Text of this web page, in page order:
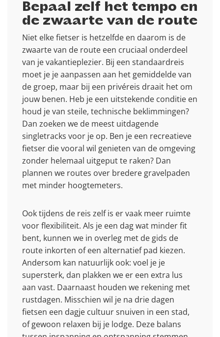
Bepaal zelf het tempo en
de zwaarte van de route
Niet elke fietser is hetzelfde en daarom is de
zwaarte van de route een cruciaal onderdeel
van je vakantieplezier. Bij een standaardreis
moet je je aanpassen aan het gemiddelde van
de groep, maar bij een privéreis draait het om
jouw benen. Heb je een uitstekende conditie en
houd je van steile, technische beklimmingen?
Dan zoeken we de meest uitdagende
singletracks voor je op. Ben je een recreatieve
fietser die vooral wil genieten van de omgeving
zonder helemaal uitgeput te raken? Dan
plannen we routes over bredere gravelpaden
met minder hoogtemeters.
Ook tijdens de reis zelf is er vaak meer ruimte
voor flexibiliteit. Als je een dag wat minder fit
bent, kunnen we in overleg met de gids de
route inkorten of een alternatief pad kiezen.
Andersom kan natuurlijk ook: voel je je
supersterk, dan plakken we er een extra lus
aan vast. Daarnaast houden we rekening met
rustdagen. Misschien wil je na drie dagen
fietsen een dagje cultuur snuiven in een stad,
of gewoon relaxen bij je lodge. Deze balans